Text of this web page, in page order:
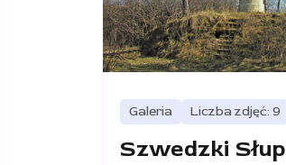
Galeria Liczba zdjęć: 9
Szwedzki Słup